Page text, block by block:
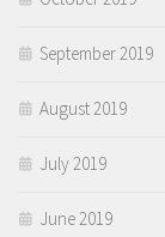
September 2019
August 2019
July 2019
June 2019